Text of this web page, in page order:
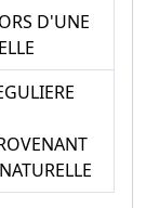
D'UNE